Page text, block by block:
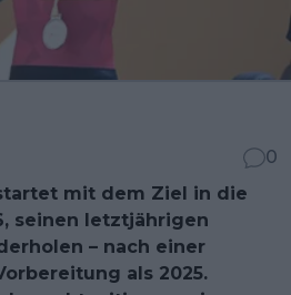
0
mit dem Ziel in die
seinen letztjährigen
– nach einer
als 2025.